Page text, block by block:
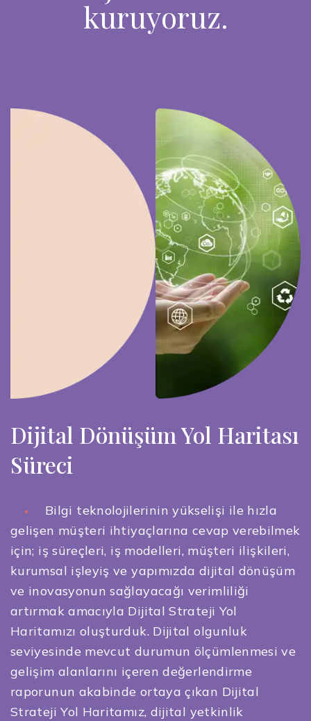
kuruyoruz.
Dijital Dönüşüm Yol Haritası
Süreci
Bilgi teknolojilerinin yükselişi ile hızla
gelişen müşteri ihtiyaçlarına cevap verebilmek
için; iş süreçleri, iş modelleri, müşteri ilişkileri,
kurumsal işleyiş ve yapımızda dijital dönüşüm
ve inovasyonun sağlayacağı verimliliği
artırmak amacıyla Dijital Strateji Yol
Haritamızı oluşturduk. Dijital olgunluk
seviyesinde mevcut durumun ölçümlenmesi ve
gelişim alanlarını içeren değerlendirme
raporunun akabinde ortaya çıkan Dijital
Strateji Yol Haritamız, dijital yetkinlik